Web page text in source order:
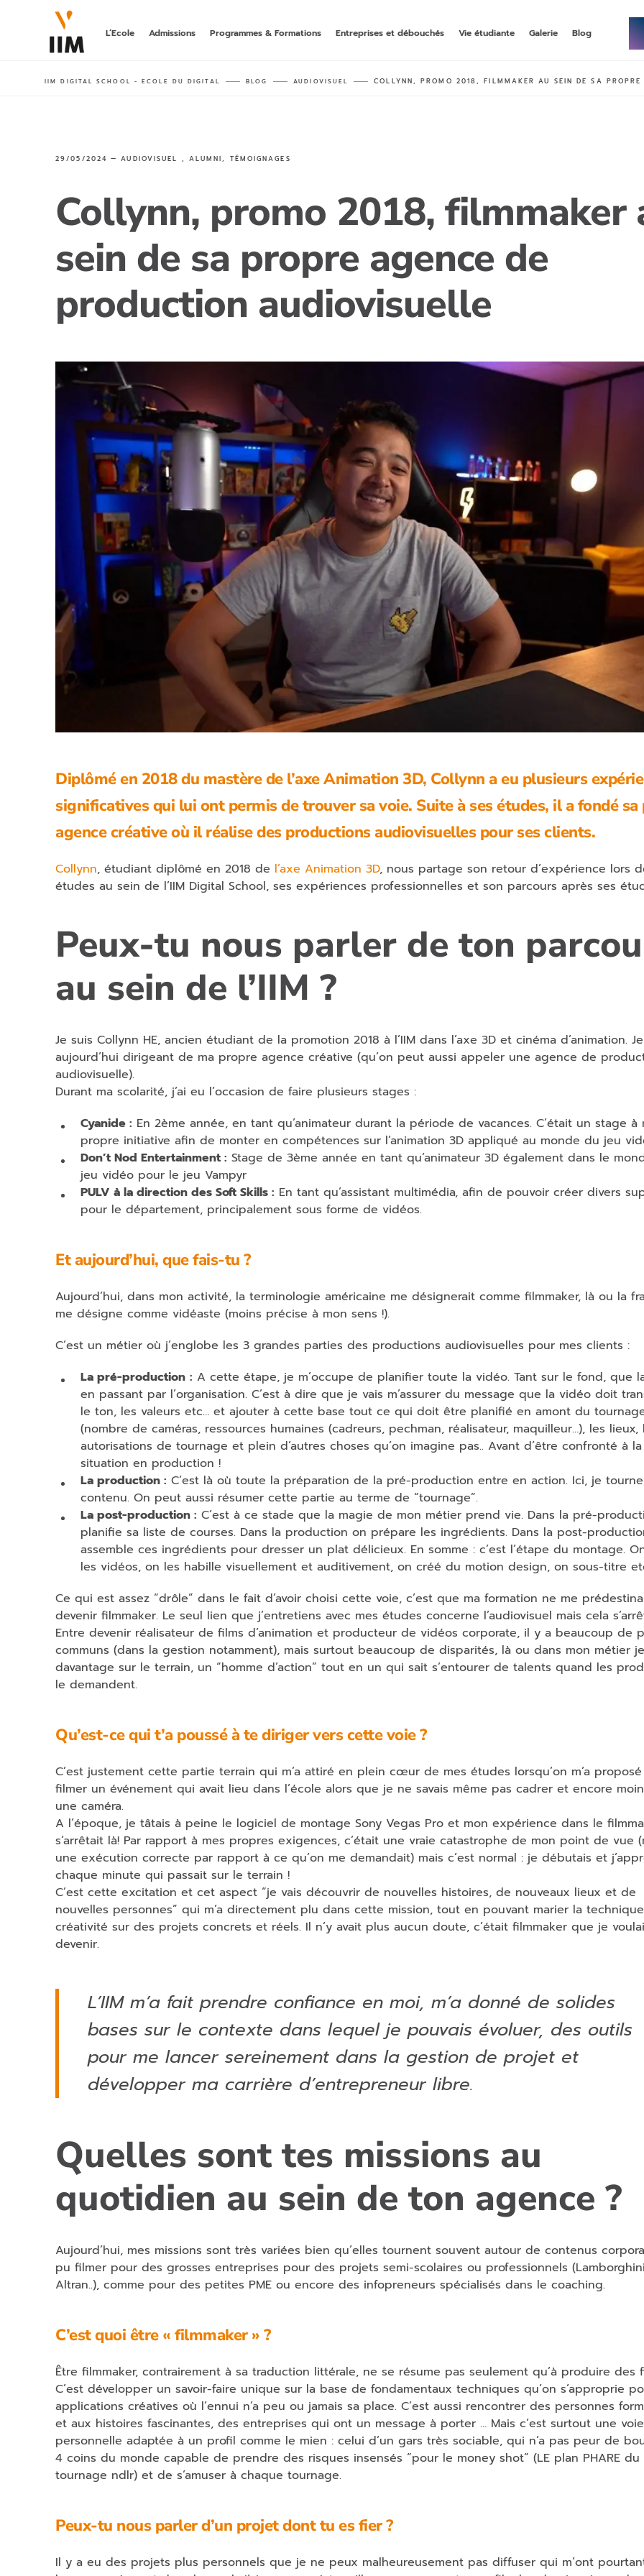
L’Ecole Admissions Programmes & Formations
BACHELOR
MASTÈRE
–
MASTÈRE
DIGITAL MARKETING & DATA
–
double-diplôme rncp niveau 7 et grade
master emlv en alternance ou initial
Entreprises et débouchés Vie étudiante Galerie Blog
IIM DIGITAL SCHOOL - ECOLE DU DIGITAL BLOG AUDIOVISUEL COLLYNN, PROMO 2018, FILMMAKER AU SEIN DE SA PROPRE
29/05/2024 —AUDIOVISUEL , ALUMNI, TÉMOIGNAGES
Collynn, promo 2018, filmmaker
sein de sa propre agence de
production audiovisuelle
Diplômé en 2018 du mastère de l’axe Animation 3D, Collynn a eu plusieurs
significatives qui lui ont permis de trouver sa voie. Suite à ses études, il a fondé sa
agence créative où il réalise des productions audiovisuelles pour ses clients.
Collynn, étudiant diplômé en 2018 de l’axe Animation 3D, nous partage son retour d’expérience lors
études au sein de l’IIM Digital School, ses expériences professionnelles et son parcours après ses
Peux-tu nous parler de ton
au sein de l’IIM ?
Je suis Collynn HE, ancien étudiant de la promotion 2018 à l’IIM dans l’axe 3D et cinéma d’animation.
aujourd’hui dirigeant de ma propre agence créative (qu’on peut aussi appeler une agence de
audiovisuelle).
Durant ma scolarité, j’ai eu l’occasion de faire plusieurs stages :
Cyanide : En 2ème année, en tant qu’animateur durant la période de vacances. C’était un stage à
propre initiative afin de monter en compétences sur l’animation 3D appliqué au monde du jeu
Don’t Nod Entertainment : Stage de 3ème année en tant qu’animateur 3D également dans le
jeu vidéo pour le jeu Vampyr
PULV à la direction des Soft Skills : En tant qu’assistant multimédia, afin de pouvoir créer divers
pour le département, principalement sous forme de vidéos.
Et aujourd’hui, que fais-tu ?
Aujourd’hui, dans mon activité, la terminologie américaine me désignerait comme filmmaker, là ou la
me désigne comme vidéaste (moins précise à mon sens !).
C’est un métier où j’englobe les 3 grandes parties des productions audiovisuelles pour mes clients :
La pré-production : A cette étape, je m’occupe de planifier toute la vidéo. Tant sur le fond, que
en passant par l’organisation. C’est à dire que je vais m’assurer du message que la vidéo doit
le ton, les valeurs etc… et ajouter à cette base tout ce qui doit être planifié en amont du
(nombre de caméras, ressources humaines (cadreurs, pechman, réalisateur, maquilleur…), les lieux,
autorisations de tournage et plein d’autres choses qu’on imagine pas.. Avant d’être confronté à la
situation en production !
La production : C’est là où toute la préparation de la pré-production entre en action. Ici, je
contenu. On peut aussi résumer cette partie au terme de “tournage”.
La post-production : C’est à ce stade que la magie de mon métier prend vie. Dans la pré-
planifie sa liste de courses. Dans la production on prépare les ingrédients. Dans la post-
assemble ces ingrédients pour dresser un plat délicieux. En somme : c’est l’étape du montage.
les vidéos, on les habille visuellement et auditivement, on créé du motion design, on sous-titre
Ce qui est assez “drôle” dans le fait d’avoir choisi cette voie, c’est que ma formation ne me
devenir filmmaker. Le seul lien que j’entretiens avec mes études concerne l’audiovisuel mais cela
Entre devenir réalisateur de films d’animation et producteur de vidéos corporate, il y a beaucoup de
communs (dans la gestion notamment), mais surtout beaucoup de disparités, là ou dans mon métier
davantage sur le terrain, un “homme d’action” tout en un qui sait s’entourer de talents quand les
le demandent.
Qu’est-ce qui t’a poussé à te diriger vers cette voie ?
C’est justement cette partie terrain qui m’a attiré en plein cœur de mes études lorsqu’on m’a
filmer un événement qui avait lieu dans l’école alors que je ne savais même pas cadrer et encore
une caméra.
A l’époque, je tâtais à peine le logiciel de montage Sony Vegas Pro et mon expérience dans le
s’arrêtait là! Par rapport à mes propres exigences, c’était une vraie catastrophe de mon point de vue
une exécution correcte par rapport à ce qu’on me demandait) mais c’est normal : je débutais et
chaque minute qui passait sur le terrain !
C’est cette excitation et cet aspect “je vais découvrir de nouvelles histoires, de nouveaux lieux et de
nouvelles personnes” qui m’a directement plu dans cette mission, tout en pouvant marier la
créativité sur des projets concrets et réels. Il n’y avait plus aucun doute, c’était filmmaker que je
devenir.
L’IIM m’a fait prendre confiance en moi, m’a donné de solides
bases sur le contexte dans lequel je pouvais évoluer, des outils
pour me lancer sereinement dans la gestion de projet et
développer ma carrière d’entrepreneur libre.
Quelles sont tes missions au
quotidien au sein de ton agence ?
Aujourd’hui, mes missions sont très variées bien qu’elles tournent souvent autour de contenus
pu filmer pour des grosses entreprises pour des projets semi-scolaires ou professionnels
Altran..), comme pour des petites PME ou encore des infopreneurs spécialisés dans le coaching.
C’est quoi être « filmmaker » ?
Être filmmaker, contrairement à sa traduction littérale, ne se résume pas seulement qu’à produire des
C’est développer un savoir-faire unique sur la base de fondamentaux techniques qu’on s’approprie
applications créatives où l’ennui n’a peu ou jamais sa place. C’est aussi rencontrer des personnes
et aux histoires fascinantes, des entreprises qui ont un message à porter … Mais c’est surtout une
personnelle adaptée à un profil comme le mien : celui d’un gars très sociable, qui n’a pas peur de
4 coins du monde capable de prendre des risques insensés “pour le money shot” (LE plan PHARE du
tournage ndlr) et de s’amuser à chaque tournage.
Peux-tu nous parler d’un projet dont tu es fier ?
Il y a eu des projets plus personnels que je ne peux malheureusement pas diffuser qui m’ont